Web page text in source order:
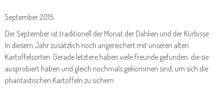
September 2015
Der September ist traditionell der Monat der Dahlien und der Kürbisse.
In diesem Jahr zusätzlich noch angereichert mit unseren alten
Kartoffelsorten. Gerade letztere haben viele Freunde gefunden, die sie
ausprobiert haben und gleich nochmals gekommen sind, um sich die
phantastischen Kartoffeln zu sichern.